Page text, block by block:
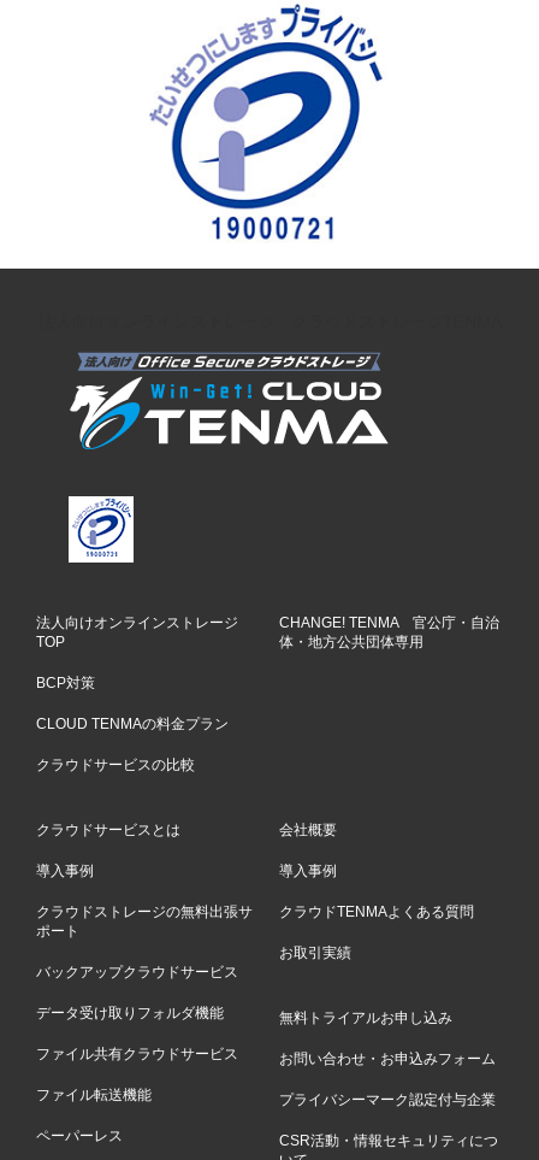
法人向けオンラインストレージ
TOP
BCP対策
CLOUD TENMAの料金プラン
クラウドサービスの比較
CHANGE! TENMA 官公庁・自治
体・地方公共団体専用
クラウドサービスとは
導入事例
クラウドストレージの無料出張サ
ポート
バックアップクラウドサービス
データ受け取りフォルダ機能
ファイル共有クラウドサービス
ファイル転送機能
ペーパーレス
会社概要
導入事例
クラウドTENMAよくある質問
お取引実績
無料トライアルお申し込み
お問い合わせ・お申込みフォーム
プライバシーマーク認定付与企業
CSR活動・情報セキュリティにつ